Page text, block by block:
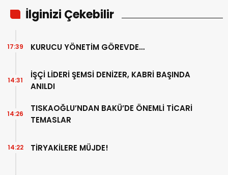
İlginizi Çekebilir
KURUCU YÖNETİM GÖREVDE…
17:39
İŞÇİ LİDERİ ŞEMSİ DENİZER, KABRİ BAŞINDA
ANILDI
14:31
TISKAOĞLU’NDAN BAKÜ’DE ÖNEMLİ TİCARİ
TEMASLAR
14:26
TİRYAKİLERE MÜJDE!
14:22